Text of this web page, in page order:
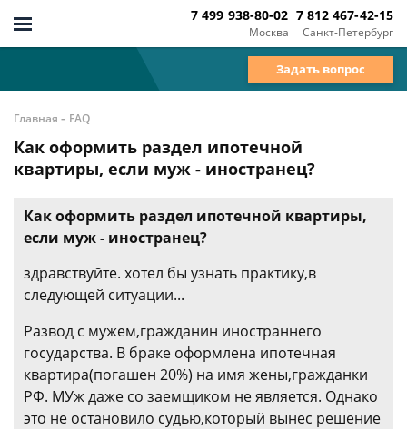
Москва
7 499 938-80-02
Санкт-Петербург
7 812 467-42-15
Задать вопрос
Главная - FAQ
Как оформить раздел ипотечной
квартиры, если муж - иностранец?
Как оформить раздел ипотечной квартиры,
если муж - иностранец?
здравствуйте. хотел бы узнать практику,в
следующей ситуации...
Развод с мужем,гражданин иностраннего
государства. В браке оформлена ипотечная
квартира(погашен 20%) на имя жены,гражданки
РФ. МУж даже со заемщиком не является. Однако
это не остановило судью,который вынес решение